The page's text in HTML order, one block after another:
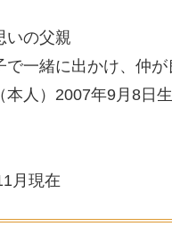
いの父親
で一緒に出かけ、仲が
本人）2007年9月8日
月現在